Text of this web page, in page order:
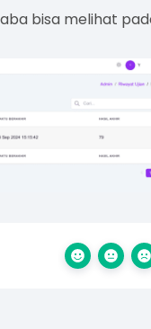
bisa melihat